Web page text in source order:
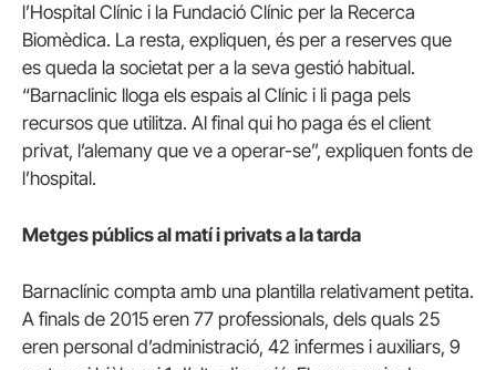
l’Hospital Clínic i la Fundació Clínic per la Recerca
Biomèdica. La resta, expliquen, és per a reserves que
es queda la societat per a la seva gestió habitual.
“Barnaclinic lloga els espais al Clínic i li paga pels
recursos que utilitza. Al final qui ho paga és el client
privat, l’alemany que ve a operar-se”, expliquen fonts de
l’hospital.
Metges públics al matí i privats a la tarda
Barnaclínic compta amb una plantilla relativament petita.
A finals de 2015 eren 77 professionals, dels quals 25
eren personal d’administració, 42 infermes i auxiliars, 9